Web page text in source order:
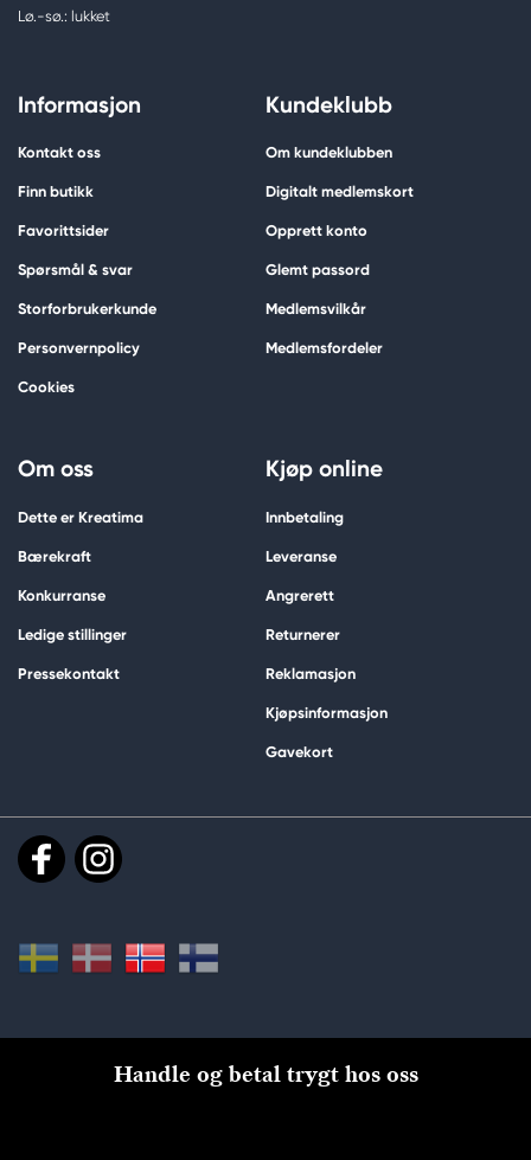
Lø.-sø.: lukket
Informasjon
Kontakt oss
Finn butikk
Favorittsider
Spørsmål & svar
Storforbrukerkunde
Personvernpolicy
Cookies
Kundeklubb
Om kundeklubben
Digitalt medlemskort
Opprett konto
Glemt passord
Medlemsvilkår
Medlemsfordeler
Om oss
Dette er Kreatima
Bærekraft
Konkurranse
Ledige stillinger
Pressekontakt
Kjøp online
Innbetaling
Leveranse
Angrerett
Returnerer
Reklamasjon
Kjøpsinformasjon
Gavekort
Handle og betal trygt hos oss